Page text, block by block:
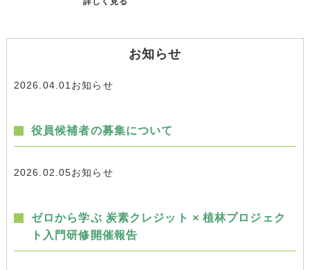
お知らせ
2026.04.01 お知らせ
役員候補者の募集について
2026.02.05お知らせ
ゼロから学ぶ 炭素クレジット × 植林プロジェク
ト入門研修開催報告